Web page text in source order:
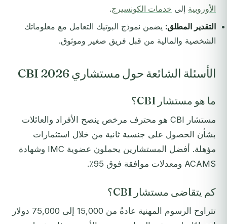
الأوروبية إلى خدمات الكونسيرج.
التقدير المطلق: يضمن نموذج البوتيك التعامل مع معلوماتك
الشخصية والمالية من قبل فريق صغير وموثوق.
الأسئلة الشائعة حول مستشاري CBI 2026
ما هو مستشار CBI؟
مستشار CBI هو محترف مرخص ينصح الأفراد والعائلات
بشأن الحصول على جنسية ثانية من خلال استثمارات
مؤهلة. أفضل المستشارين يحملون عضوية IMC وشهادة
ACAMS ومعدلات موافقة فوق 95٪.
كم يتقاضى مستشار CBI؟
تتراوح الرسوم المهنية عادةً من 15,000 إلى 75,000 دولار